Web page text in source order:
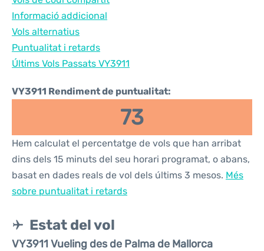
Informació addicional
Vols alternatius
Puntualitat i retards
Últims Vols Passats VY3911
VY3911 Rendiment de puntualitat:
73
Hem calculat el percentatge de vols que han arribat
dins dels 15 minuts del seu horari programat, o abans,
basat en dades reals de vol dels últims 3 mesos. Més
sobre puntualitat i retards
Estat del vol
VY3911 Vueling des de Palma de Mallorca